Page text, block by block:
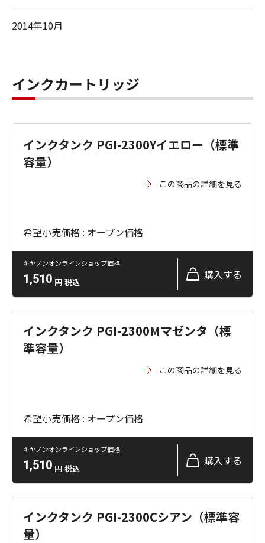
2014年10月
インクカートリッジ
インクタンク PGI-2300Yイエロー（標準
容量）
この商品の詳細を見る
希望小売価格 : オープン価格
キヤノンオンラインショップ価格
1,510 円 税込
購入する
インクタンク PGI-2300Mマゼンタ（標
準容量）
この商品の詳細を見る
希望小売価格 : オープン価格
キヤノンオンラインショップ価格
1,510 円 税込
購入する
インクタンク PGI-2300Cシアン（標準容
量）